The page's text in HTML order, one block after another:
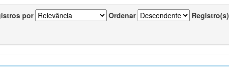
por Ordenar Registro(s)